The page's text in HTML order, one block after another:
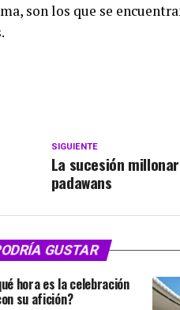
son los que se
SIGUIENTE
La sucesión
padawans
GUSTAR
hora es la celebración
su afición?